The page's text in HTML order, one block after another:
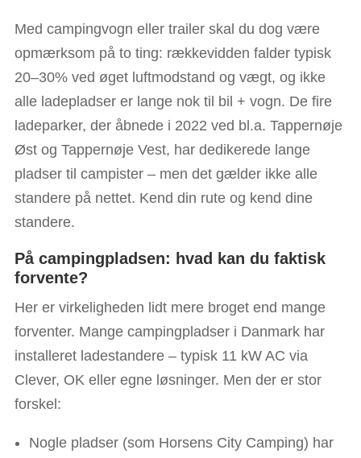
Med campingvogn eller trailer skal du dog være
opmærksom på to ting: rækkevidden falder typisk
20–30% ved øget luftmodstand og vægt, og ikke
alle ladepladser er lange nok til bil + vogn. De fire
ladeparker, der åbnede i 2022 ved bl.a. Tappernøje
Øst og Tappernøje Vest, har dedikerede lange
pladser til campister – men det gælder ikke alle
standere på nettet. Kend din rute og kend dine
standere.
På campingpladsen: hvad kan du faktisk
forvente?
Her er virkeligheden lidt mere broget end mange
forventer. Mange campingpladser i Danmark har
installeret ladestandere – typisk 11 kW AC via
Clever, OK eller egne løsninger. Men der er stor
forskel:
Nogle pladser (som Horsens City Camping) har